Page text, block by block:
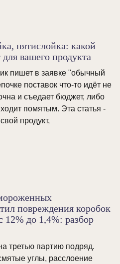
пятислойка: какой
вашего продукта
пишет в заявке "обычный
поставок что-то идёт не
и съедает бюджет, либо
помятым. Эта статья -
продукт,
повреждения коробок
12% до 1,4%: разбор
третью партию подряд.
углы, расслоение